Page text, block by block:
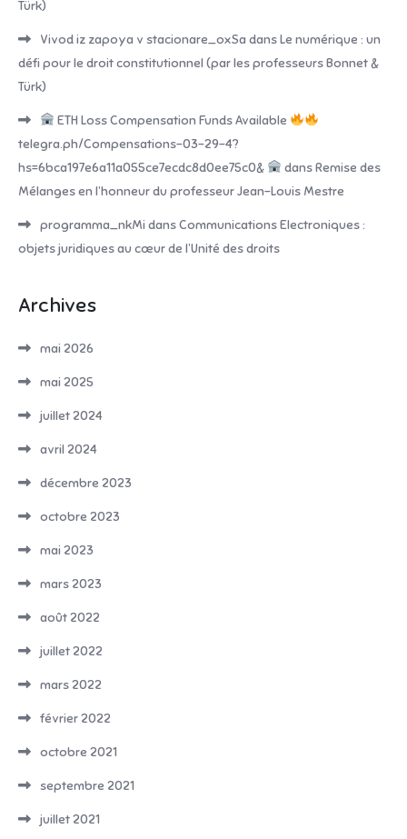
Türk)
Vivod iz zapoya v stacionare_oxSa dansLe numérique : un
défi pour le droit constitutionnel (par les professeurs Bonnet &
Türk)
ETH Loss Compensation Funds Available
telegra.ph/Compensations-03-29-4?
hs=6bca197e6a11a055ce7ecdc8d0ee75c0&
dansRemise des
Mélanges en l’honneur du professeur Jean-Louis Mestre
programma_nkMi dansCommunications Electroniques :
objets juridiques au cœur de l’Unité des droits
Archives
mai 2026
mai 2025
juillet 2024
avril 2024
décembre 2023
octobre 2023
mai 2023
mars 2023
août 2022
juillet 2022
mars 2022
février 2022
octobre 2021
septembre 2021
juillet 2021